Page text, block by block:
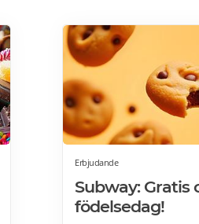
Erbjudande
Subway: Gratis
födelsedag!